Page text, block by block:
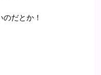
だとか！